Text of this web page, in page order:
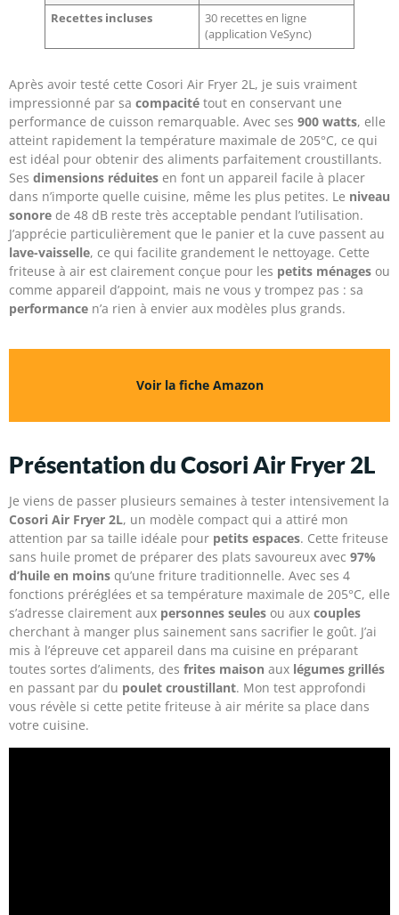
Recettes incluses
30 recettes en ligne
(application VeSync)
Après avoir testé cette Cosori Air Fryer 2L, je suis vraiment
impressionné par sa compacité tout en conservant une
performance de cuisson remarquable. Avec ses 900 watts, elle
atteint rapidement la température maximale de 205°C, ce qui
est idéal pour obtenir des aliments parfaitement croustillants.
Ses dimensions réduites en font un appareil facile à placer
dans n’importe quelle cuisine, même les plus petites. Le niveau
sonore de 48 dB reste très acceptable pendant l’utilisation.
J’apprécie particulièrement que le panier et la cuve passent au
lave-vaisselle, ce qui facilite grandement le nettoyage. Cette
friteuse à air est clairement conçue pour les petits ménages ou
comme appareil d’appoint, mais ne vous y trompez pas : sa
performance n’a rien à envier aux modèles plus grands.
Voir la fiche Amazon
Présentation du Cosori Air Fryer 2L
Je viens de passer plusieurs semaines à tester intensivement la
Cosori Air Fryer 2L, un modèle compact qui a attiré mon
attention par sa taille idéale pour petits espaces. Cette friteuse
sans huile promet de préparer des plats savoureux avec 97%
d’huile en moins qu’une friture traditionnelle. Avec ses 4
fonctions préréglées et sa température maximale de 205°C, elle
s’adresse clairement aux personnes seules ou aux couples
cherchant à manger plus sainement sans sacrifier le goût. J’ai
mis à l’épreuve cet appareil dans ma cuisine en préparant
toutes sortes d’aliments, des frites maison aux légumes grillés
en passant par du poulet croustillant. Mon test approfondi
vous révèle si cette petite friteuse à air mérite sa place dans
votre cuisine.